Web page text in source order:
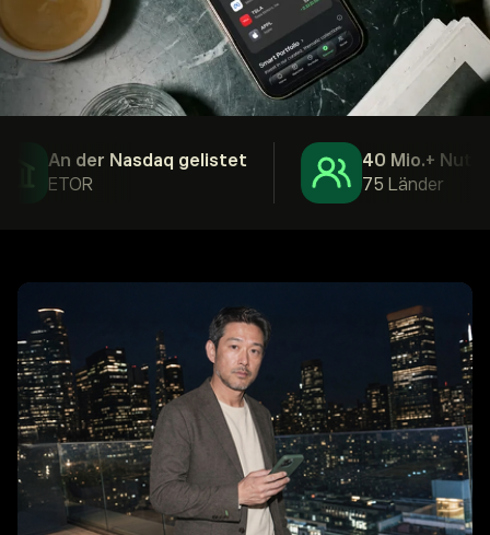
An der Nasdaq gelistet
ETOR
40 Mio.+ Nutzer
75 Länder